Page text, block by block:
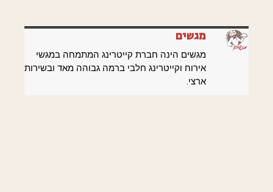
מגשים
מגשים הינה חברת קייטרינג המתמחה במגשי
אירוח וקייטרינג חלבי ברמה גבוהה מאד ובשירות
ארצי.